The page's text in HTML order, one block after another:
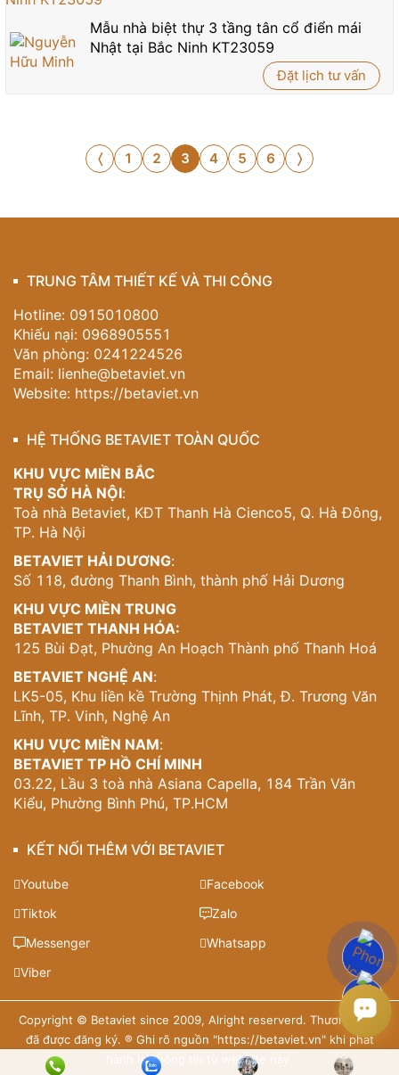
Mẫu nhà biệt thự 3 tầng tân cổ điển mái
Nhật tại Bắc Ninh KT23059
Đặt lịch tư vấn
〈 1 2 3 4 5 6 〉
TRUNG TÂM THIẾT KẾ VÀ THI CÔNG
Hotline: 0915010800
Khiếu nại: 0968905551
Văn phòng: 0241224526
Email: lienhe@betaviet.vn
Website: https://betaviet.vn
HỆ THỐNG BETAVIET TOÀN QUỐC
KHU VỰC MIỀN BẮC
TRỤ SỞ HÀ NỘI:
Toà nhà Betaviet, KĐT Thanh Hà Cienco5, Q. Hà Đông,
TP. Hà Nội
BETAVIET HẢI DƯƠNG:
Số 118, đường Thanh Bình, thành phố Hải Dương
KHU VỰC MIỀN TRUNG
BETAVIET THANH HÓA:
125 Bùi Đạt, Phường An Hoạch Thành phố Thanh Hoá
BETAVIET NGHỆ AN:
LK5-05, Khu liền kề Trường Thịnh Phát, Đ. Trương Văn
Lĩnh, TP. Vinh, Nghệ An
KHU VỰC MIỀN NAM:
BETAVIET TP HỒ CHÍ MINH
03.22, Lầu 3 toà nhà Asiana Capella, 184 Trần Văn
Kiểu, Phường Bình Phú, TP.HCM
KẾT NỐI THÊM VỚI BETAVIET
Youtube
Facebook
Tiktok
Zalo
Messenger
Whatsapp
Viber
Copyright © Betaviet since 2009, Alright reserverd. Thương hiệu
đã được đăng ký. ® Ghi rõ nguồn "https://betaviet.vn" khi phát
hành lại thông tin từ website này.